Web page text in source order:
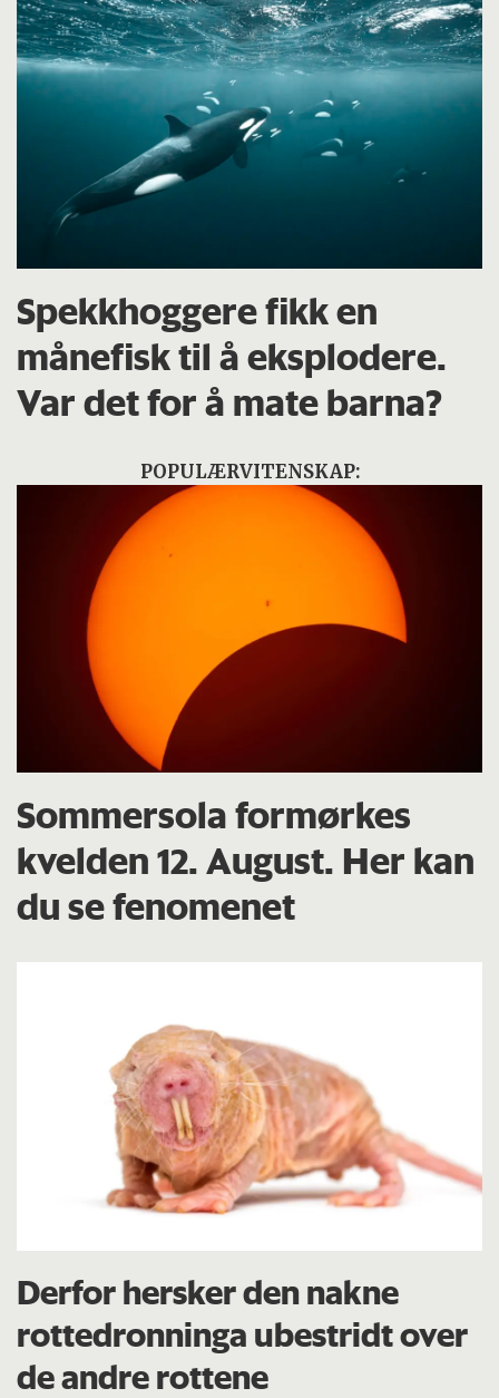
Spekkhoggere fikk en
månefisk til å eksplodere.
Var det for å mate barna?
POPULÆRVITENSKAP:
Sommersola formørkes
kvelden 12. August. Her kan
du se fenomenet
Derfor hersker den nakne
rottedronninga ubestridt over
de andre rottene